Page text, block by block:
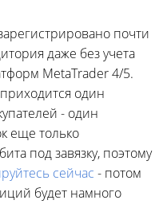
почти
даже без учета
MetaTrader 4/5.
один
- один
еще только
под завязку, поэтому
сейчас - потом
будет намного